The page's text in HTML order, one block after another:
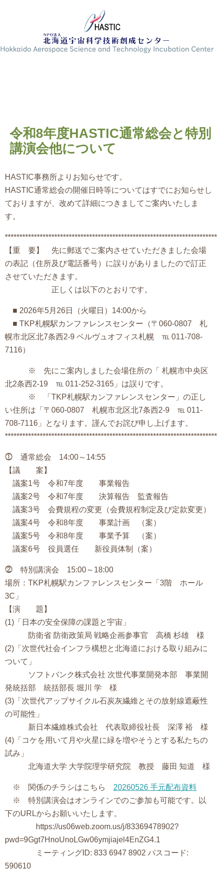
令和8年度HASTIC通常総会と特別
講演会他について
HASTIC事務所よりお知らせです。
HASTIC通常総会の開催日時等についてはすでにお知らせし
ておりますが、改めて詳細につきましてご案内いたしま
す。
【重 要】 先に郵送でご案内させていただきました会場
の表記（住所及び電話番号）に誤りがありましたので訂正
させていただきます。
正しくは以下のとおりです。
■ 2026年5月26日（火曜日）14:00から
■ TKP札幌駅カンファレンスセンター（〒060-0807 札
幌市北区北7条西2-9 ベルヴュオフィス札幌 ℡ 011-708-
7116）
※ 先にご案内しました会場住所の「 札幌市中央区
北2条西2-19 ℡ 011-252-3165」は誤りです。
※ 「TKP札幌駅カンファレンスセンター」の正し
い住所は「〒060-0807 札幌市北区北7条西2-9 ℡ 011-
708-7116」となります。謹んでお詫び申し上げます。
⓵ 通常総会 14:00～14:55
【議 案】
議案1号 令和7年度 事業報告
議案2号 令和7年度 決算報告 監査報告
議案3号 会費規程の変更（会費規程制定及び定款変更）
議案4号 令和8年度 事業計画 （案）
議案5号 令和8年度 事業予算 （案）
議案6号 役員選任 新役員体制（案）
⓶ 特別講演会 15:00～18:00
場所：TKP札幌駅カンファレンスセンター「3階 ホール
3C」
【演 題】
(1)「日本の安全保障の課題と宇宙」
防衛省 防衛政策局 戦略企画参事官 高橋 杉雄 様
(2)「次世代社会インフラ構想と北海道における取り組みに
ついて」
ソフトバンク株式会社 次世代事業開発本部 事業開
発統括部 統括部長 堀川 学 様
(3)「次世代アップサイクル石炭灰繊維とその放射線遮蔽性
の可能性」
新日本繊維株式会社 代表取締役社長 深澤 裕 様
(4)「コケを用いて月や火星に緑を増やそうとする私たちの
試み」
北海道大学 大学院理学研究院 教授 藤田 知道 様
※ 関係のチラシはこちら 20260526 手元配布資料
※ 特別講演会はオンラインでのご参加も可能です。以
下のURLからお願いいたします。
https://us06web.zoom.us/j/83369478902?
pwd=9Ggt7HnoUnoLGw06ymjiajel4EnZG4.1
ミーティングID: 833 6947 8902 パスコード:
590610